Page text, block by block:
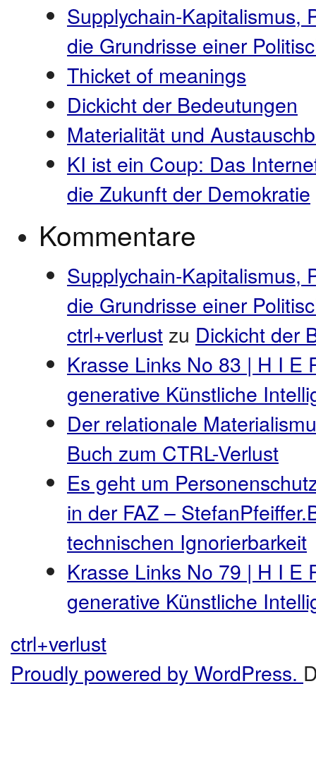
Supplychain-Kapitalismus,
die Grundrisse einer
Thicket of meanings
Dickicht der Bedeutungen
Materialität und
KI ist ein Coup: Das
die Zukunft der Demokratie
Kommentare
Supplychain-Kapitalismus,
die Grundrisse einer
ctrl+verlustzu Dickicht der
Krasse Links No 83 | H I E
generative Künstliche
Der relationale
Buch zum CTRL-Verlust
Es geht um
in der FAZ –
technischen Ignorierbarkeit
Krasse Links No 79 | H I E
generative Künstliche
ctrl+verlust
Proudly powered by WordPress.